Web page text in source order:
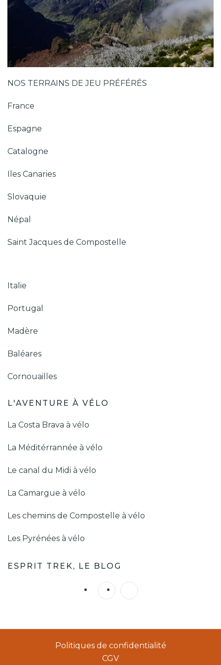
NOS TERRAINS DE JEU PRÉFÉRÉS
France
Espagne
Catalogne
Iles Canaries
Slovaquie
Népal
Saint Jacques de Compostelle
Italie
Portugal
Madère
Baléares
Cornouailles
L'AVENTURE À VÉLO
La Costa Brava à vélo
La Méditérrannée à vélo
Le canal du Midi à vélo
La Camargue à vélo
Les chemins de Compostelle à vélo
Les Pyrénées à vélo
ESPRIT TREK, LE BLOG
Politiques de confidentialité
CGV